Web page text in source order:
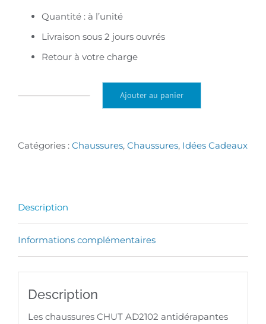
Quantité : à l’unité
Livraison sous 2 jours ouvrés
Retour à votre charge
Chaussures
antidérapantes
Ajouter au panier
Catégories : Chaussures, Chaussures, Idées Cadeaux
Description
Informations complémentaires
Description
Les chaussures CHUT AD2102 antidérapantes